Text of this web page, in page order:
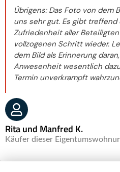
Übrigens: Das Foto von dem
uns sehr gut. Es gibt
Zufriedenheit aller
vollzogenen Schritt wieder.
dem Bild als Erinnerung
Anwesenheit wesentlich
Termin unverkrampft
Rita und Manfred K.
Käufer dieser